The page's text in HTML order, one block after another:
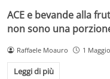
ACE e bevande alla
non sono una
Raffaele Moauro 1
Leggi di più